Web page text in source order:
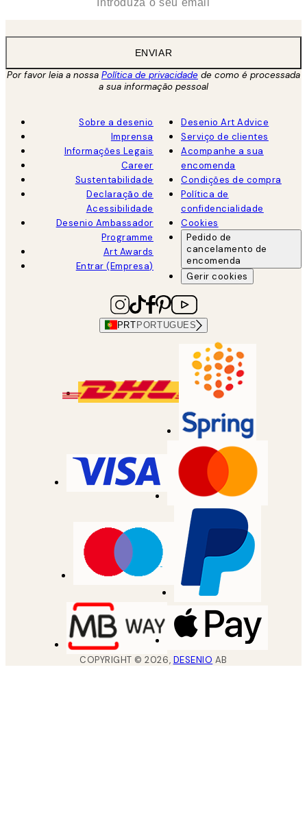
ENVIAR
Por favor leia a nossa Política de privacidade de como é processada
a sua informação pessoal
Sobre a desenio
Imprensa
Informações Legais
Career
Sustentabilidade
Declaração de
Acessibilidade
Desenio Ambassador
Programme
Art Awards
Entrar (Empresa)
Desenio Art Advice
Serviço de clientes
Acompanhe a sua
encomenda
Condições de compra
Política de
confidencialidade
Cookies
Pedido de
cancelamento de
encomenda
Gerir cookies
PRT PORTUGUES
COPYRIGHT ©2026, DESENIO AB